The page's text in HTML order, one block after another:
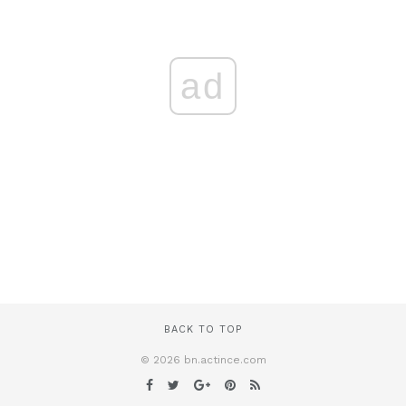
ad
BACK TO TOP
© 2026 bn.actince.com